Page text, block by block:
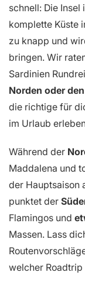
schnell: Die
komplette Küste
zu knapp und
bringen. Wir
Sardinien
Norden oder
die richtige für
im Urlaub
Während der
Maddalena und
der Hauptsaison
punktet der
Flamingos und
Massen. Lass
welcher